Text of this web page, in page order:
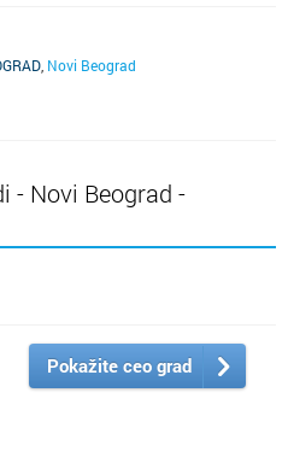
Novi Beograd
- Novi Beograd -
Pokažite ceo grad